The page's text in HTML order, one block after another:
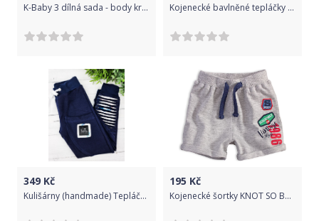
K-Baby 3 dílná sada - body kr. rukáv, body dl. rukáv, tepláčky - sloník, vel. 68 Kojenecké bavlněné tepláčky Nicol Sonia, Modrá, 68 (4-6m)
349 Kč
Kulišárny (handmade) Tepláčky rebel ,,OCEÁN,, navy VELIKOST: 86-92
195 Kč
Kojenecké šortky KNOT SO BAD VINTAGE světle šedé Velikost: 68